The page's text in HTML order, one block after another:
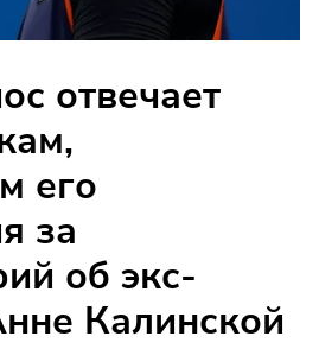
отвечает
его
за
об экс-
Калинской